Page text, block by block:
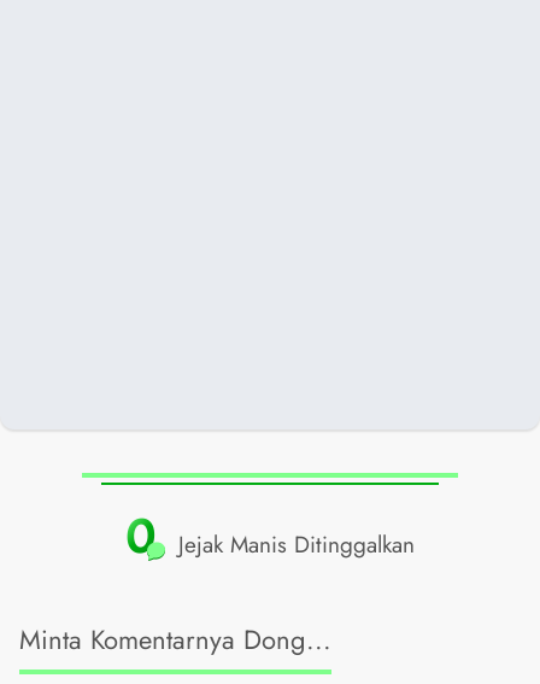
0 Jejak Manis Ditinggalkan
Minta Komentarnya Dong...